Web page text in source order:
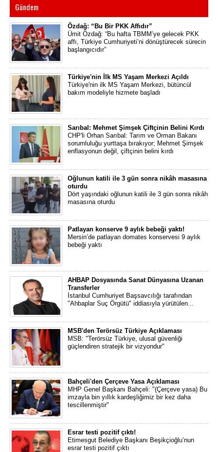
Gündem
Özdağ: “Bu Bir PKK Affıdır”
Ümit Özdağ: “Bu hafta TBMM’ye gelecek PKK
affı, Türkiye Cumhuriyeti’ni dönüştürecek sürecin
başlangıcıdır”
Türkiye'nin İlk MS Yaşam Merkezi Açıldı
Türkiye'nin ilk MS Yaşam Merkezi, bütüncül
bakım modeliyle hizmete başladı
Sarıbal: Mehmet Şimşek Çiftçinin Belini Kırdı
CHP'li Orhan Sarıbal: Tarım ve Orman Bakanı
sorumluluğu yurttaşa bırakıyor; Mehmet Şimşek
enflasyonun değil, çiftçinin belini kırdı
Oğlunun katili ile 3 gün sonra nikâh masasına
oturdu
Dört yaşındaki oğlunun katili ile 3 gün sonra nikâh
masasına oturdu
Patlayan konserve 9 aylık bebeği yaktı!
Mersin’de patlayan domates konservesi 9 aylık
bebeği yaktı
AHBAP Dosyasında Sanat Dünyasına Uzanan
Transferler
İstanbul Cumhuriyet Başsavcılığı tarafından
"Ahbaplar Suç Örgütü" iddiasıyla yürütülen...
MSB'den Terörsüz Türkiye Açıklaması
MSB: "Terörsüz Türkiye, ulusal güvenliği
güçlendiren stratejik bir vizyondur"
Bahçeli'den Çerçeve Yasa Açıklaması
MHP Genel Başkanı Bahçeli: "(Çerçeve yasa) Bu
imzayla bin yıllık kardeşliğimiz bir kez daha
tescillenmiştir"
Esrar testi pozitif çıktı!
Etimesgut Belediye Başkanı Beşikçioğlu’nun
esrar testi pozitif çıktı